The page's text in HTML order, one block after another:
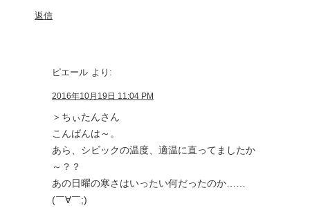
返信
ピエール より:
2016年10月19日 11:04 PM
＞ちぃたんさん
こんばんは～。
あら、シビックの温度、適温に直ってましたか
～？？
あの日曜の寒さはいったい何だったのか……
(￣∀￣;)